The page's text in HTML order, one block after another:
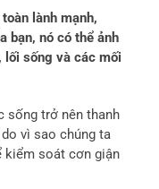
lành mạnh,
bạn, nó có thể ảnh
lối sống và các mối
sống trở nên thanh
vì sao chúng ta
kiểm soát cơn giận